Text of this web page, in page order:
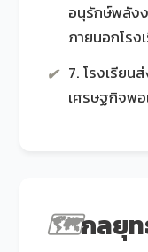
อนุรักษ์พลัง
ภายนอกโรง
✔ 7. โรงเรียน
เศรษฐกิจพอ
🗺️กลยุ